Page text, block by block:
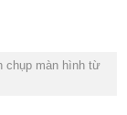
chụp màn hình từ